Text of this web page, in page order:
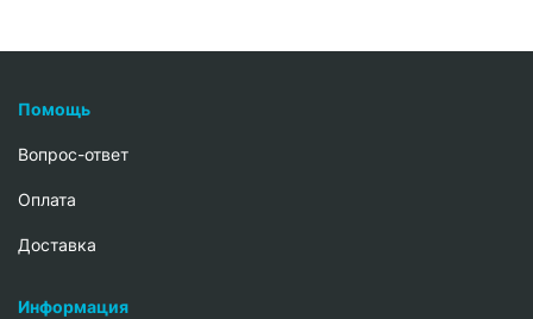
Помощь
Вопрос-ответ
Oплата
Доставка
Информация